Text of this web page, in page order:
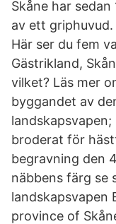
Skåne har
av ett
Här ser du fem
Gästrikland,
vilket? Läs mer
byggandet av
broderat för
begravning den
näbbens färg se
landskapsvapen
province of